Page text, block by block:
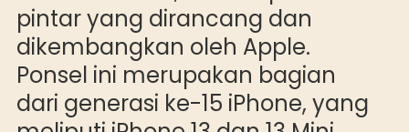
pintar yang dirancang dan
dikembangkan oleh Apple.
Ponsel ini merupakan bagian
dari generasi ke-15 iPhone, yang